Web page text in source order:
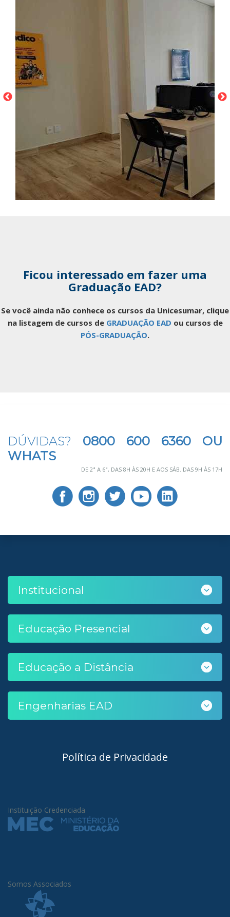
Ficou interessado em fazer uma
Graduação EAD?
Se você ainda não conhece os cursos da Unicesumar, clique
na listagem de cursos de GRADUAÇÃO EAD ou cursos de
PÓS-GRADUAÇÃO.
DÚVIDAS? 0800 600 6360 OU
WHATS
DE 2ª A 6ª, DAS 8H ÀS 20H E AOS SÁB. DAS 9H ÀS 17H
Institucional
Educação Presencial
Educação a Distância
Engenharias EAD
Política de Privacidade
Instituição Credenciada
Somos Associados